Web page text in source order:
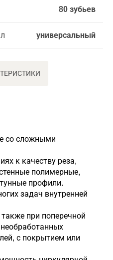
80 зубьев
универсальный
со сложными
к качеству реза,
полимерные,
профили.
задач внутренней
при поперечной
с покрытием или